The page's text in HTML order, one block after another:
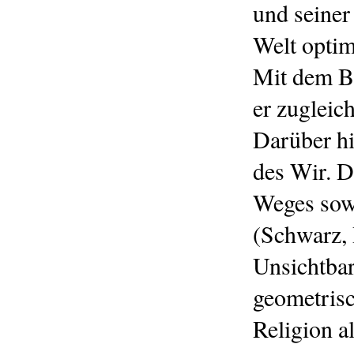
und
Welt
Mit dem
er
Darüber
des Wir.
Weges
Religion